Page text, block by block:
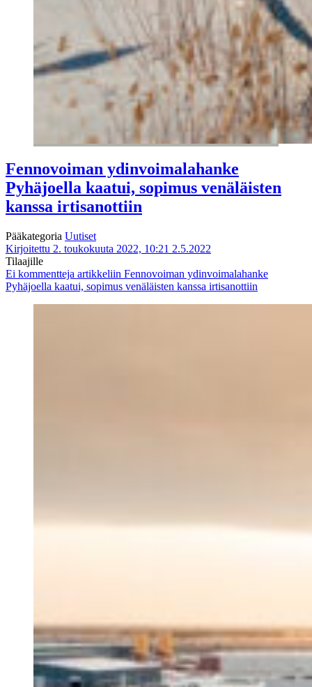
Fennovoiman ydinvoimalahanke
Pyhäjoella kaatui, sopimus venäläisten
kanssa irtisanottiin
Pääkategoria Uutiset
Kirjoitettu 2. toukokuuta 2022, 10:21 2.5.2022
Tilaajille
Ei kommentteja artikkeliin Fennovoiman ydinvoimalahanke
Pyhäjoella kaatui, sopimus venäläisten kanssa irtisanottiin